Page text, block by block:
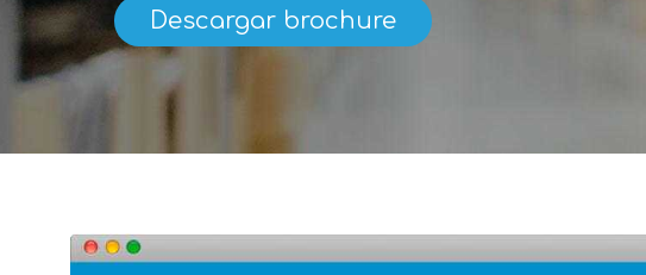
Descargar brochure